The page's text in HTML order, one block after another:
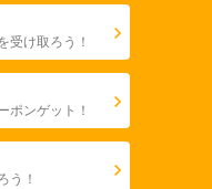
受け取ろう！
ポンゲット！
う！